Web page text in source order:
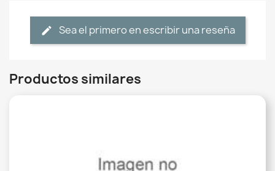
Sea el primero en escribir una reseña
Productos similares